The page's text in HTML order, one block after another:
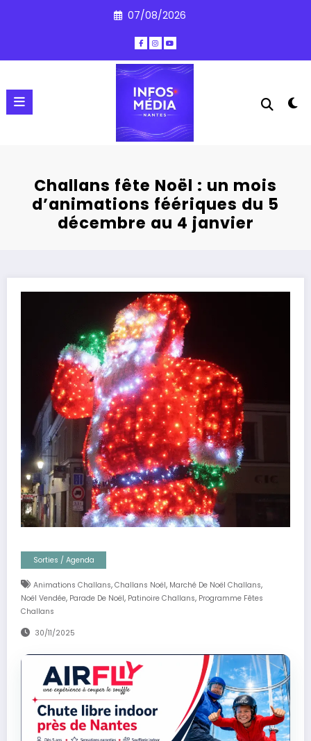
07/08/2026
Challans fête Noël : un mois
d’animations féériques du 5
décembre au 4 janvier
Sorties / Agenda
Animations Challans, Challans Noël, Marché De Noël Challans,
Noël Vendée, Parade De Noël, Patinoire Challans, Programme Fêtes
Challans
30/11/2025